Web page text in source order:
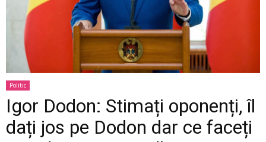
Politic
Igor Dodon: Stimați oponenți, îl
dați jos pe Dodon dar ce faceți